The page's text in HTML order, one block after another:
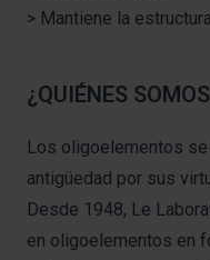
> Mantiene la
¿QUIÉNES
Los oligoelementos
antigüedad por sus
Desde 1948, Le
en oligoelementos en